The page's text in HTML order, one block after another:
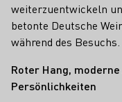
weiterzuentwickeln
betonte Deutsche
während des Besuchs.
Roter Hang,
Persönlichkeiten